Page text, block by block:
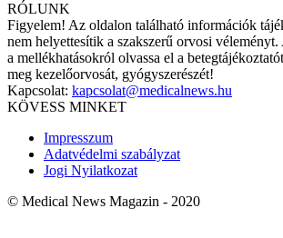
RÓLUNK
Figyelem! Az oldalon található információk
nem helyettesítik a szakszerű orvosi
a mellékhatásokról olvassa el a
meg kezelőorvosát, gyógyszerészét!
Kapcsolat: kapcsolat@medicalnews.hu
KÖVESS MINKET
Impresszum
Adatvédelmi szabályzat
Jogi Nyilatkozat
© Medical News Magazin - 2020